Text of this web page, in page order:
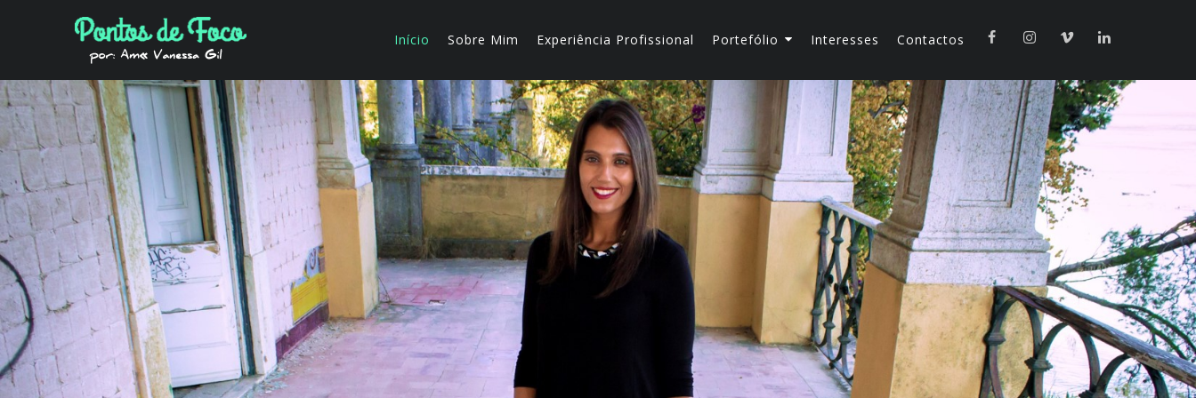
Início Sobre Mim Experiência Profissional Portefólio Interesses Contactos